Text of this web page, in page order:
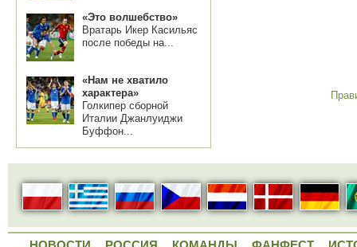
«Это волшебство»
Вратарь Икер Касильяс
после победы на...
«Нам не хватило
характера»
Голкипер сборной
Италии Джанлуиджи
Буффон...